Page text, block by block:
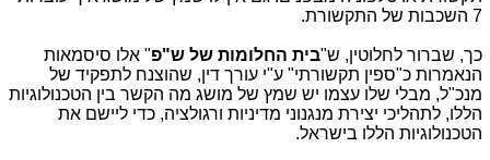
7 השכבות של התקשורת.
כך, שברור לחלוטין, ש"בית החלומות של ש"פ" אלו סיסמאות
הנאמרות כ"ספין תקשורתי" ע"י עורך דין, שהוצנח לתפקיד של
מנכ"ל, מבלי שלו עצמו יש שמץ של מושג מה הקשר בין הטכנולוגיות
הללו, לתהליכי יצירת מנגנוני מדיניות ורגולציה, כדי ליישם את
הטכנולוגיות הללו בישראל.